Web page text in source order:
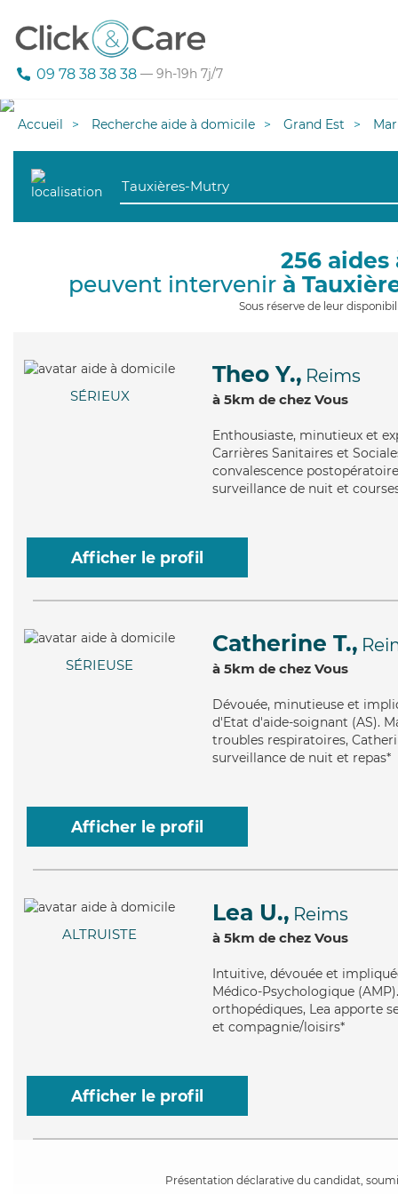
09 78 38 38 38 — 9h-19h 7j/7
Accueil Recherche aide à domicile Grand Est
256
peuvent intervenir à
Sous réserve de leur
SÉRIEUX
Theo Y., Reims
à 5km de chez Vous
Enthousiaste, minutieux et
Carrières Sanitaires et
convalescence
surveillance de nuit et
Afficher le profil
SÉRIEUSE
Catherine T.,
à 5km de chez Vous
Dévouée, minutieuse et
d'Etat d'aide-soignant (AS).
troubles respiratoires,
surveillance de nuit et repas*
Afficher le profil
ALTRUISTE
Lea U., Reims
à 5km de chez Vous
Intuitive, dévouée et
Médico-Psychologique
orthopédiques, Lea apporte
et compagnie/loisirs*
Afficher le profil
Présentation déclarative du candidat,